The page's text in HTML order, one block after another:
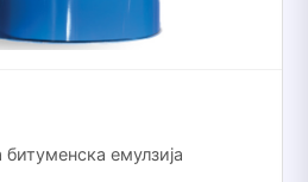
битуменска емулзија